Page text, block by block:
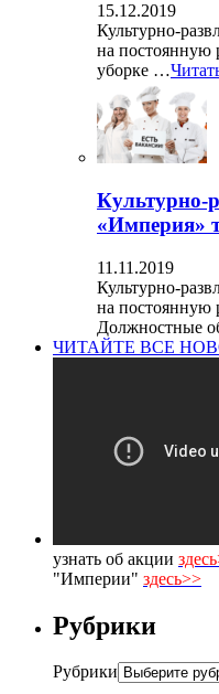
15.12.2019
Культурно-
на постоянную
уборке …
Культурно-
«Империя»
11.11.2019
Культурно-
на постоянную
Должностные
ЧИТАЙТЕ ВСЕ
узнать об акции
"Империи" здесь>>
Рубрики
Рубрики